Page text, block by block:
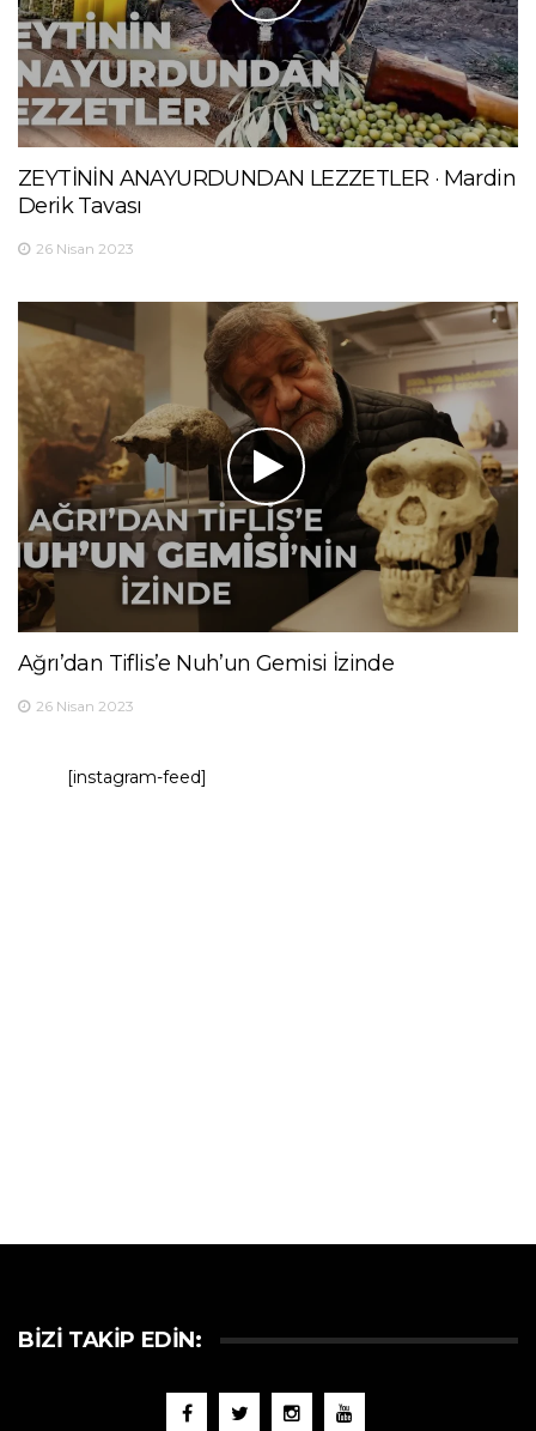
ZEYTİNİN ANAYURDUNDAN LEZZETLER · Mardin
Derik Tavası
26 Nisan 2023
Ağrı’dan Tiflis’e Nuh’un Gemisi İzinde
26 Nisan 2023
[instagram-feed]
BIZI TAKIP EDIN: